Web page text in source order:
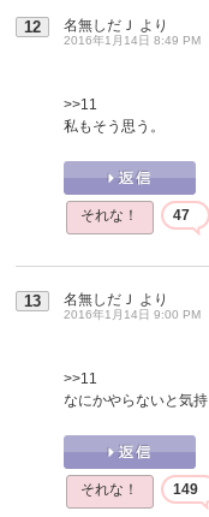
12 名無しだＪ より
2016年1月14日 8:49 PM
>>11
私もそう思う。
それな！ 47
13 名無しだＪ より
2016年1月14日 9:00 PM
>>11
なにかやらないと気
それな！ 149